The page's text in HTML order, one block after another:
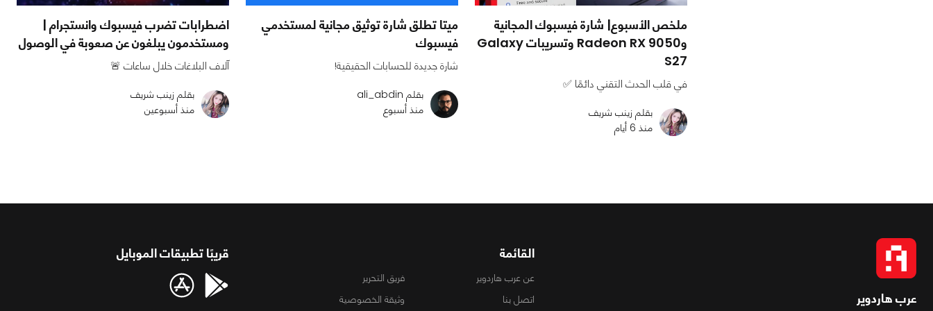
ملخص الأسبوع| شارة فيسبوك المجانية
وRadeon RX 9050 وتسريبات Galaxy
S27
في قلب الحدث التقني دائمًا ✅
بقلم زينب شريف
منذ 6 أيام
ميتا تطلق شارة توثيق مجانية لمستخدمي
فيسبوك
شارة جديدة للحسابات الحقيقية!
بقلم ali_abdin
منذ أسبوع
اضطرابات تضرب فيسبوك وانستجرام |
ومستخدمون يبلغون عن صعوبة في الوصول
آلاف البلاغات خلال ساعات 🚨
بقلم زينب شريف
منذ أسبوعين
عرب هاردوير
القائمة
عن عرب هاردوير
فريق التحرير
اتصل بنا
وثيقة الخصوصية
قريبًا تطبيقات الموبايل